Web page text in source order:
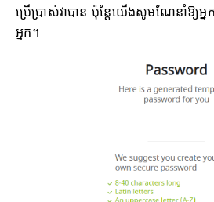
ប្រើប្រាស់វាបាន ប៉ុន្តែយើងសូមណែនាំឱ្យអ្ន
អ្នក។